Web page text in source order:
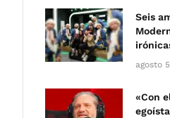
Seis
agosto
«Con